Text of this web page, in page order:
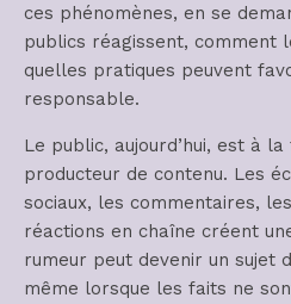
ces phénomènes, en se
publics réagissent, comment
quelles pratiques peuvent
responsable.
Le public, aujourd’hui, est à
producteur de contenu. Les
sociaux, les commentaires,
réactions en chaîne créent
rumeur peut devenir un sujet
même lorsque les faits ne